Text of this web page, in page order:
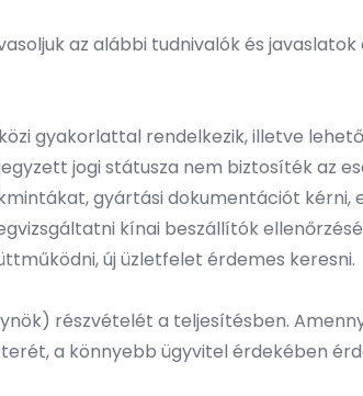
az alábbi tudnivalók és
gyakorlattal rendelkezik, illetve
jogi státusza nem biztosíték az
gyártási dokumentációt
kínai beszállítók
új üzletfelet érdemes keresni.
részvételét a teljesítésben.
a könnyebb ügyvitel érdekében